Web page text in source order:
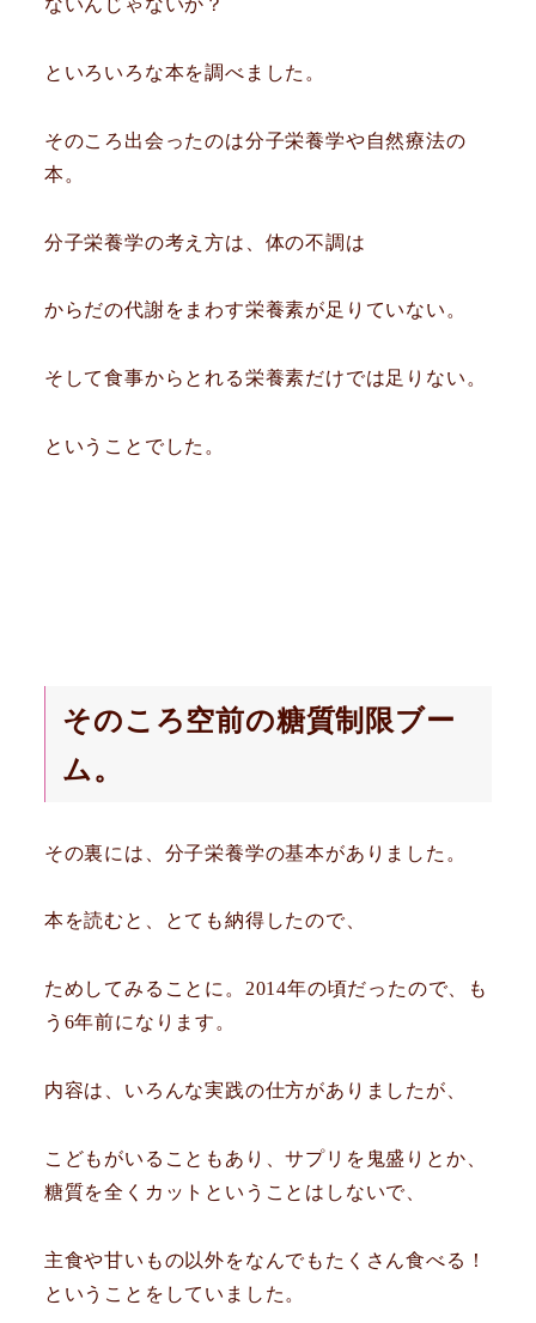
ないんじゃないか？
といろいろな本を調べました。
そのころ出会ったのは分子栄養学や自然療法の
本。
分子栄養学の考え方は、体の不調は
からだの代謝をまわす栄養素が足りていない。
そして食事からとれる栄養素だけでは足りない。
ということでした。
そのころ空前の糖質制限ブー
ム。
その裏には、分子栄養学の基本がありました。
本を読むと、とても納得したので、
ためしてみることに。2014年の頃だったので、も
う6年前になります。
内容は、いろんな実践の仕方がありましたが、
こどもがいることもあり、サプリを鬼盛りとか、
糖質を全くカットということはしないで、
主食や甘いもの以外をなんでもたくさん食べる！
ということをしていました。